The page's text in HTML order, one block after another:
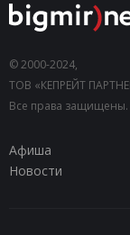
© 2000-2024,
ТОВ «КЕПРЕЙТ
Все права защищены.
Афиша
Новости